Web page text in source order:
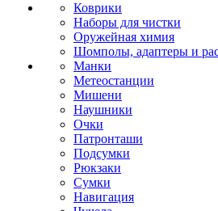
Коврики
Наборы для чистки
Оружейная химия
Шомполы, адаптеры и
Манки
Метеостанции
Мишени
Наушники
Очки
Патронташи
Подсумки
Рюкзаки
Сумки
Навигация